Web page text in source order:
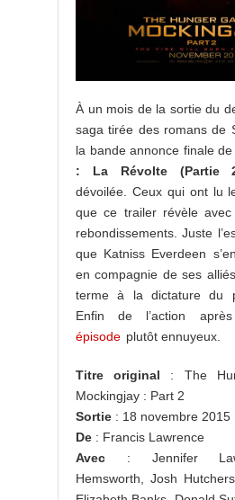
À un mois de la sortie du
saga tirée des romans de
la bande annonce finale de
: La Révolte (Partie
dévoilée. Ceux qui ont lu
que ce trailer révèle
rebondissements. Juste
que Katniss Everdeen
en compagnie de ses
terme à la dictature du
Enfin de l’action
épisode plutôt ennuyeux.
Titre original : The
Mockingjay : Part 2
Sortie : 18 novembre 2015
De : Francis Lawrence
Avec : Jennifer
Hemsworth, Josh